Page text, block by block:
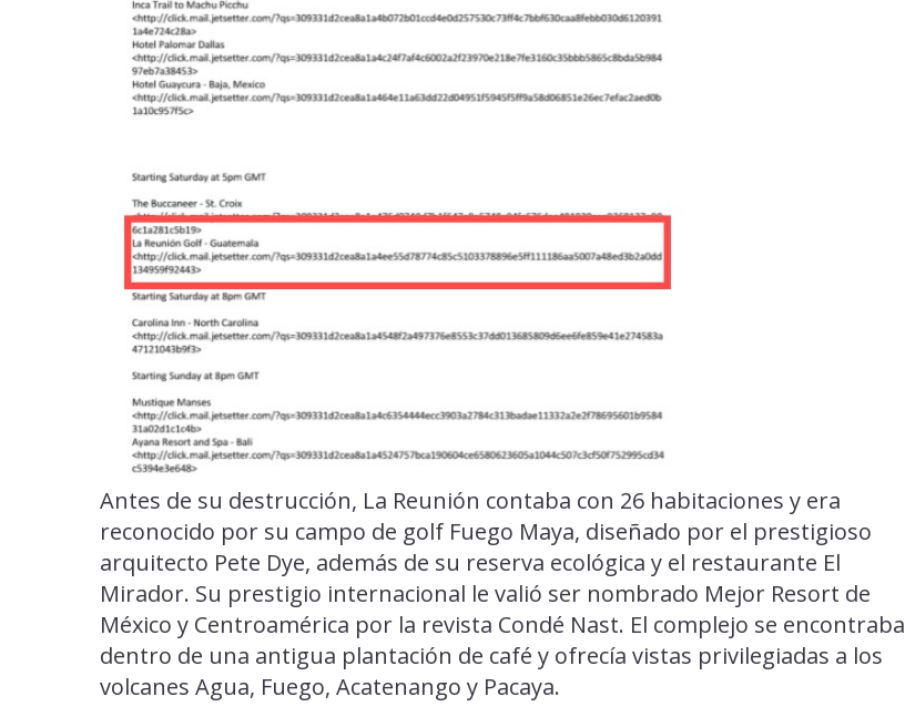
Antes de su destrucción, La Reunión contaba con 26 habitaciones y era
reconocido por su campo de golf Fuego Maya, diseñado por el prestigioso
arquitecto Pete Dye, además de su reserva ecológica y el restaurante El
Mirador. Su prestigio internacional le valió ser nombrado Mejor Resort de
México y Centroamérica por la revista Condé Nast. El complejo se encontraba
dentro de una antigua plantación de café y ofrecía vistas privilegiadas a los
volcanes Agua, Fuego, Acatenango y Pacaya.